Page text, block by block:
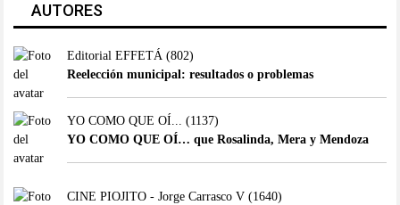
AUTORES
Editorial EFFETÁ(802)
Reelección municipal: resultados o problemas
YO COMO QUE OÍ... (1137)
YO COMO QUE OÍ… que Rosalinda, Mera y Mendoza
CINE PIOJITO - Jorge Carrasco V(1640)